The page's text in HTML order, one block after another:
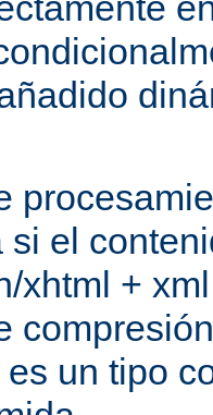
si el
xhtml +
un tipo